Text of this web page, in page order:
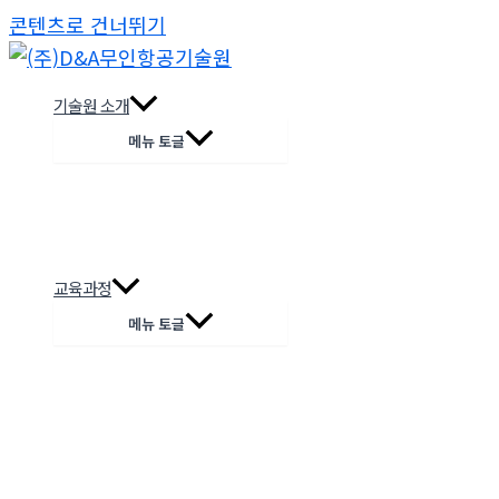
콘텐츠로 건너뛰기
기술원 소개
메뉴 토글
교육과정
메뉴 토글